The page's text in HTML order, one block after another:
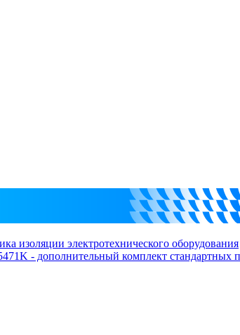
изоляции электротехнического оборудования
- дополнительный комплект стандартных